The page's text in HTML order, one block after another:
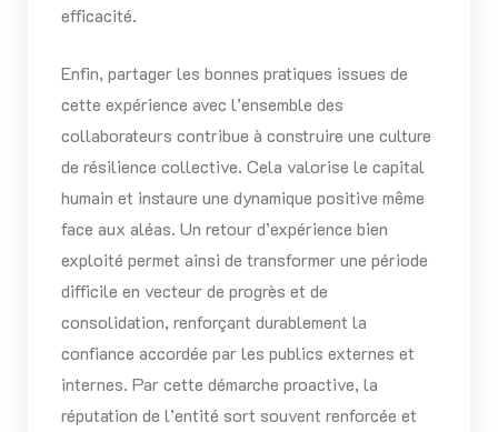
efficacité.
Enfin, partager les bonnes pratiques issues de
cette expérience avec l’ensemble des
collaborateurs contribue à construire une culture
de résilience collective. Cela valorise le capital
humain et instaure une dynamique positive même
face aux aléas. Un retour d’expérience bien
exploité permet ainsi de transformer une période
difficile en vecteur de progrès et de
consolidation, renforçant durablement la
confiance accordée par les publics externes et
internes. Par cette démarche proactive, la
réputation de l’entité sort souvent renforcée et